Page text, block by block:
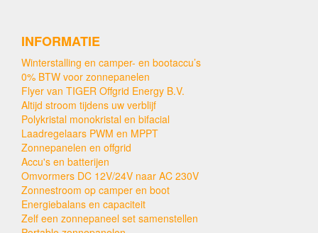
INFORMATIE
Winterstalling en camper- en bootaccu’s
0% BTW voor zonnepanelen
Flyer van TIGER Offgrid Energy B.V.
Altijd stroom tijdens uw verblijf
Polykristal monokristal en bifacial
Laadregelaars PWM en MPPT
Zonnepanelen en offgrid
Accu's en batterijen
Omvormers DC 12V/24V naar AC 230V
Zonnestroom op camper en boot
Energiebalans en capaciteit
Zelf een zonnepaneel set samenstellen